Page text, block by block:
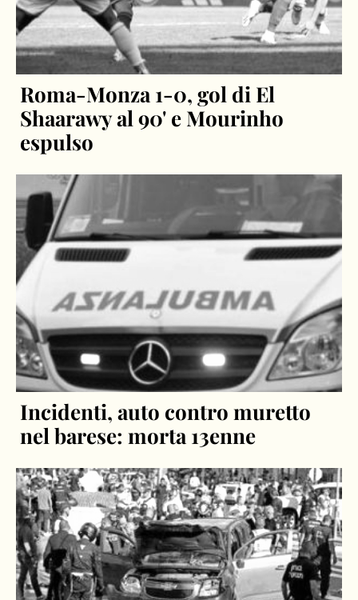
Roma-Monza 1-0, gol di El
Shaarawy al 90' e Mourinho
espulso
Incidenti, auto contro muretto
nel barese: morta 13enne